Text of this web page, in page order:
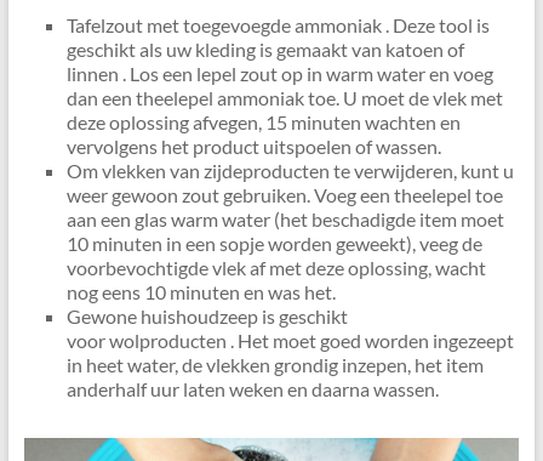
Tafelzout met toegevoegde ammoniak . Deze tool is
geschikt als uw kleding is gemaakt van katoen of
linnen . Los een lepel zout op in warm water en voeg
dan een theelepel ammoniak toe. U moet de vlek met
deze oplossing afvegen, 15 minuten wachten en
vervolgens het product uitspoelen of wassen.
Om vlekken van zijdeproducten te verwijderen, kunt u
weer gewoon zout gebruiken. Voeg een theelepel toe
aan een glas warm water (het beschadigde item moet
10 minuten in een sopje worden geweekt), veeg de
voorbevochtigde vlek af met deze oplossing, wacht
nog eens 10 minuten en was het.
Gewone huishoudzeep is geschikt
voor wolproducten . Het moet goed worden ingezeept
in heet water, de vlekken grondig inzepen, het item
anderhalf uur laten weken en daarna wassen.